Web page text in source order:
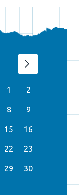
1 2
8 9
15 16
22 23
29 30